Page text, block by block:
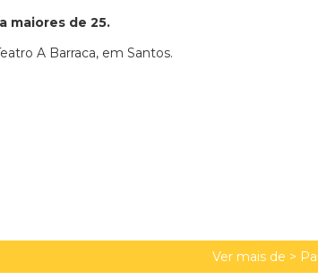
maiores de 25.
A Barraca, em Santos.
Ver mais de >